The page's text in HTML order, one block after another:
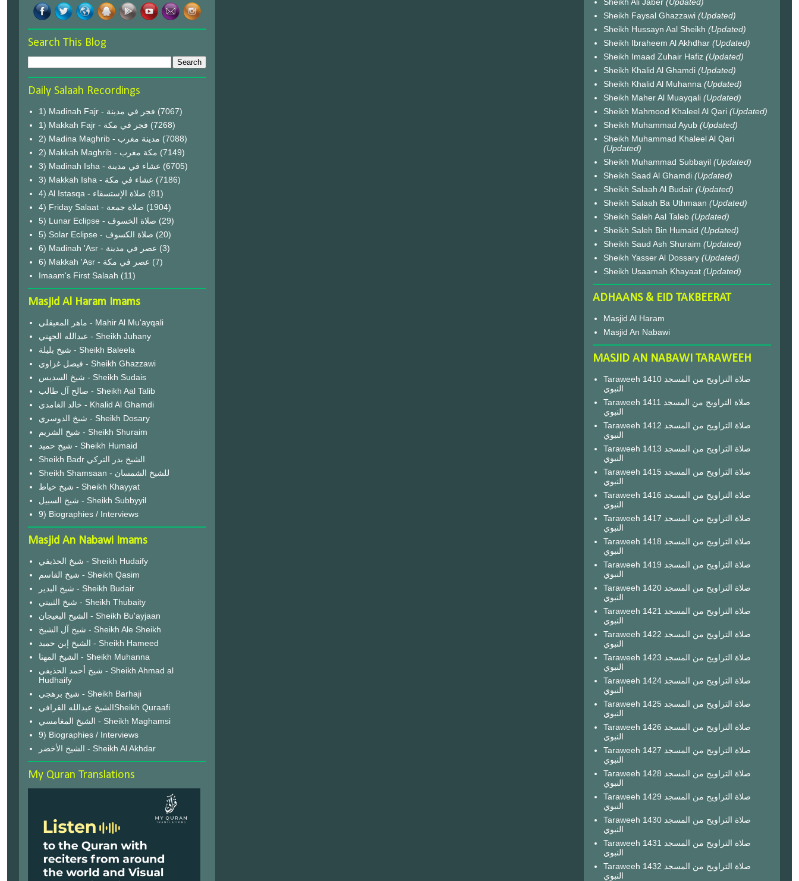
Search This Blog
Daily Salaah Recordings
1) Madinah Fajr - فجر في مدينة (7067)
1) Makkah Fajr - فجر في مكة (7268)
2) Madina Maghrib - مدينة مغرب (7088)
2) Makkah Maghrib - مكة مغرب (7149)
3) Madinah Isha - عشاء في مدينة (6705)
3) Makkah Isha - عشاء في مكة (7186)
4) Al Istasqa - صلاة الإستسقاء (81)
4) Friday Salaat - صلاة جمعة (1904)
5) Lunar Eclipse - صلاة الخسوف (29)
(20)
6) Madinah 'Asr - عصر في مدينة (3)
6) Makkah 'Asr - عصر في مكة (7)
Imaam's First Salaah (11)
Masjid Al Haram Imams
ماهر المعيقلي - Mahir Al Mu'ayqali
عبدالله الجهني - Sheikh Juhany
شيخ بليلة - Sheikh Baleela
فيصل غزاوي - Sheikh Ghazzawi
شيخ السديس - Sheikh Sudais
صالح آل طالب - Sheikh Aal Talib
خالد الغامدي - Khalid Al Ghamdi
شيخ الدوسري - Sheikh Dosary
شيخ الشريم - Sheikh Shuraim
شيخ حميد - Sheikh Humaid
Sheikh Badr الشيخ بدر التركي
Sheikh Shamsaan - للشيخ الشمسان
شيخ خياط - Sheikh Khayyat
شيخ السبيل - Sheikh Subbyyil
9) Biographies / Interviews
Masjid An Nabawi Imams
شيخ الحذيفي - Sheikh Hudaify
شيخ القاسم - Sheikh Qasim
شيخ البدير - Sheikh Budair
شيخ الثبيتي - Sheikh Thubaity
الشيخ البعيجان - Sheikh Bu'ayjaan
شيخ آل الشيخ - Sheikh Ale Sheikh
الشيخ إبن حميد - Sheikh Hameed
الشيخ المهنا - Sheikh Muhanna
شيخ أحمد الحذيفي - Sheikh Ahmad al
Hudhaify
شيخ برهجي - Sheikh Barhaji
الشيخ عبدالله القرافيSheikh Quraafi
الشيخ المغامسي - Sheikh Maghamsi
9) Biographies / Interviews
الشيخ الأخضر - Sheikh Al Akhdar
My Quran Translations
Sheikh Faysal Ghazzawi (Updated)
Sheikh Hussayn Aal Sheikh (Updated)
Sheikh Ibraheem Al Akhdhar (Updated)
Sheikh Imaad Zuhair Hafiz (Updated)
Sheikh Khalid Al Ghamdi (Updated)
Sheikh Khalid Al Muhanna (Updated)
Sheikh Maher Al Muayqali (Updated)
Sheikh Mahmood Khaleel Al Qari (Updated)
Sheikh Muhammad Ayub (Updated)
Sheikh Muhammad Khaleel Al Qari
(Updated)
Sheikh Muhammad Subbayil (Updated)
Sheikh Saad Al Ghamdi (Updated)
Sheikh Salaah Al Budair (Updated)
Sheikh Salaah Ba Uthmaan (Updated)
Sheikh Saleh Aal Taleb (Updated)
Sheikh Saleh Bin Humaid (Updated)
Sheikh Saud Ash Shuraim (Updated)
Sheikh Yasser Al Dossary (Updated)
Sheikh Usaamah Khayaat (Updated)
ADHAANS & EID TAKBEERAT
Masjid Al Haram
Masjid An Nabawi
MASJID AN NABAWI TARAWEEH
Taraweeh 1410 صلاة التراويح من المسجد
النبوي
Taraweeh 1411 صلاة التراويح من المسجد
النبوي
Taraweeh 1412 صلاة التراويح من المسجد
النبوي
Taraweeh 1413 صلاة التراويح من المسجد
النبوي
Taraweeh 1415 صلاة التراويح من المسجد
النبوي
Taraweeh 1416 صلاة التراويح من المسجد
النبوي
Taraweeh 1417 صلاة التراويح من المسجد
النبوي
Taraweeh 1418 صلاة التراويح من المسجد
النبوي
Taraweeh 1419 صلاة التراويح من المسجد
النبوي
Taraweeh 1420 صلاة التراويح من المسجد
النبوي
Taraweeh 1421 صلاة التراويح من المسجد
النبوي
Taraweeh 1422 صلاة التراويح من المسجد
النبوي
Taraweeh 1423 صلاة التراويح من المسجد
النبوي
Taraweeh 1424 صلاة التراويح من المسجد
النبوي
Taraweeh 1425 صلاة التراويح من المسجد
النبوي
Taraweeh 1426 صلاة التراويح من المسجد
النبوي
Taraweeh 1427 صلاة التراويح من المسجد
النبوي
Taraweeh 1428 صلاة التراويح من المسجد
النبوي
Taraweeh 1429 صلاة التراويح من المسجد
النبوي
Taraweeh 1430 صلاة التراويح من المسجد
النبوي
Taraweeh 1431 صلاة التراويح من المسجد
النبوي
Taraweeh 1432 صلاة التراويح من المسجد
النبوي